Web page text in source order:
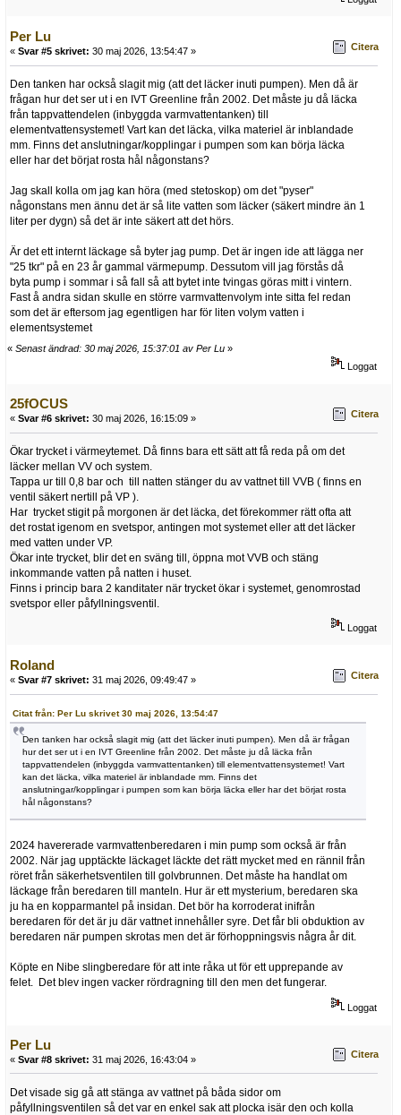
Per Lu
« Svar #5 skrivet: 30 maj 2026, 13:54:47 » Citera
Den tanken har också slagit mig (att det läcker inuti pumpen). Men då är
frågan hur det ser ut i en IVT Greenline från 2002. Det måste ju då läcka
från tappvattendelen (inbyggda varmvattentanken) till
elementvattensystemet! Vart kan det läcka, vilka materiel är inblandade
mm. Finns det anslutningar/kopplingar i pumpen som kan börja läcka
eller har det börjat rosta hål någonstans?
Jag skall kolla om jag kan höra (med stetoskop) om det "pyser"
någonstans men ännu det är så lite vatten som läcker (säkert mindre än 1
liter per dygn) så det är inte säkert att det hörs.
Är det ett internt läckage så byter jag pump. Det är ingen ide att lägga ner
"25 tkr" på en 23 år gammal värmepump. Dessutom vill jag förstås då
byta pump i sommar i så fall så att bytet inte tvingas göras mitt i vintern.
Fast å andra sidan skulle en större varmvattenvolym inte sitta fel redan
som det är eftersom jag egentligen har för liten volym vatten i
elementsystemet
« Senast ändrad: 30 maj 2026, 15:37:01 av Per Lu »
Loggat
25fOCUS
« Svar #6 skrivet: 30 maj 2026, 16:15:09 » Citera
Ökar trycket i värmeytemet. Då finns bara ett sätt att få reda på om det
läcker mellan VV och system.
Tappa ur till 0,8 bar och till natten stänger du av vattnet till VVB ( finns en
ventil säkert nertill på VP ).
Har trycket stigit på morgonen är det läcka, det förekommer rätt ofta att
det rostat igenom en svetspor, antingen mot systemet eller att det läcker
med vatten under VP.
Ökar inte trycket, blir det en sväng till, öppna mot VVB och stäng
inkommande vatten på natten i huset.
Finns i princip bara 2 kanditater när trycket ökar i systemet, genomrostad
svetspor eller påfyllningsventil.
Loggat
Roland
« Svar #7 skrivet: 31 maj 2026, 09:49:47 » Citera
Citat från: Per Lu skrivet 30 maj 2026, 13:54:47
Den tanken har också slagit mig (att det läcker inuti pumpen). Men då är frågan
hur det ser ut i en IVT Greenline från 2002. Det måste ju då läcka från
tappvattendelen (inbyggda varmvattentanken) till elementvattensystemet! Vart
kan det läcka, vilka materiel är inblandade mm. Finns det
anslutningar/kopplingar i pumpen som kan börja läcka eller har det börjat rosta
hål någonstans?
2024 havererade varmvattenberedaren i min pump som också är från
2002. När jag upptäckte läckaget läckte det rätt mycket med en rännil från
röret från säkerhetsventilen till golvbrunnen. Det måste ha handlat om
läckage från beredaren till manteln. Hur är ett mysterium, beredaren ska
ju ha en kopparmantel på insidan. Det bör ha korroderat inifrån
beredaren för det är ju där vattnet innehåller syre. Det får bli obduktion av
beredaren när pumpen skrotas men det är förhoppningsvis några år dit.
Köpte en Nibe slingberedare för att inte råka ut för ett upprepande av
felet. Det blev ingen vacker rördragning till den men det fungerar.
Loggat
Per Lu
« Svar #8 skrivet: 31 maj 2026, 16:43:04 » Citera
Det visade sig gå att stänga av vattnet på båda sidor om
påfyllningsventilen så det var en enkel sak att plocka isär den och kolla